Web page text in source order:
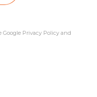
Google Privacy Policy and